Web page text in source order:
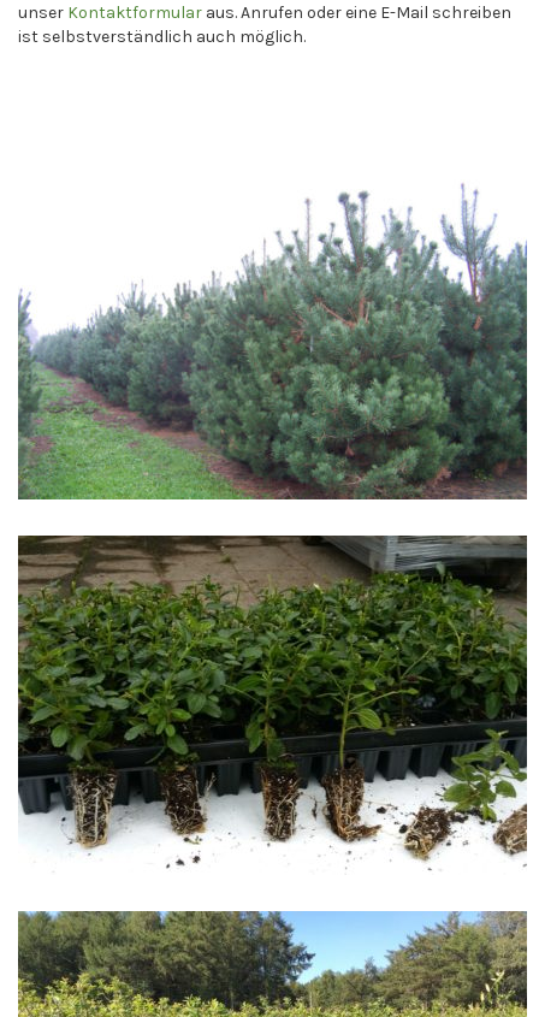
unser Kontaktformular aus. Anrufen oder eine E-Mail schreiben
ist selbstverständlich auch möglich.